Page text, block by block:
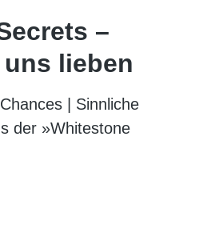
–
lieben
| Sinnliche
der »Whitestone